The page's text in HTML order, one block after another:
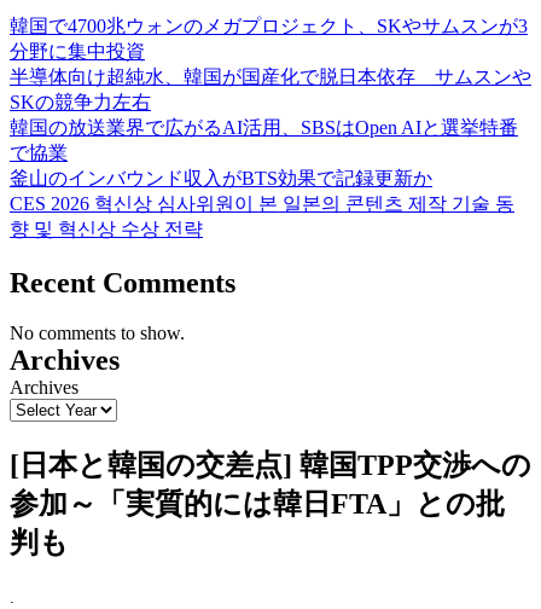
韓国で4700兆ウォンのメガプロジェクト、SKやサムスンが3
分野に集中投資
半導体向け超純水、韓国が国産化で脱日本依存 サムスンや
SKの競争力左右
韓国の放送業界で広がるAI活用、SBSはOpen AIと選挙特番
で協業
釜山のインバウンド収入がBTS効果で記録更新か
CES 2026 혁신상 심사위원이 본 일본의 콘텐츠 제작 기술 동
향 및 혁신상 수상 전략
Recent Comments
No comments to show.
Archives
Archives
[日本と韓国の交差点] 韓国TPP交渉への
参加～「実質的には韓日FTA」との批
判も
.